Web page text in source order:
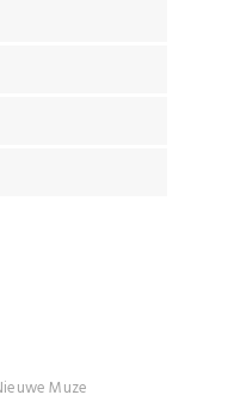
Muze